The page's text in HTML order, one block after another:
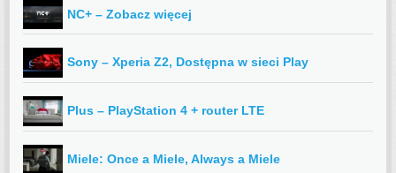
NC+ – Zobacz więcej
Sony – Xperia Z2, Dostępna w sieci Play
Plus – PlayStation 4 + router LTE
Miele: Once a Miele, Always a Miele